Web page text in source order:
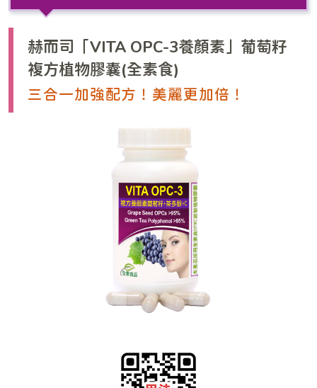
赫而司「VITA OPC-3養顏素」葡萄籽
複方植物膠囊(全素食)
三合一加強配方！美麗更加倍！